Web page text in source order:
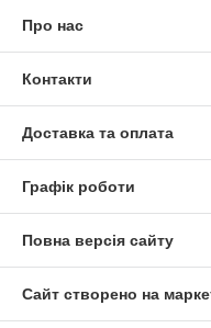
Про нас
Контакти
Доставка та оплата
Графік роботи
Повна версія сайту
Сайт створено на